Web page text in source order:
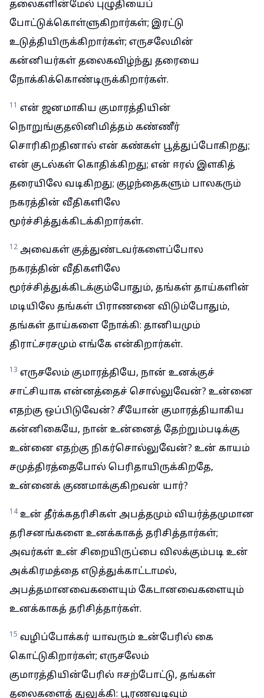
தலைகளின்மேல் புழுதியைப்
போட்டுக்கொள்ளுகிறார்கள்; இரட்டு
உடுத்தியிருக்கிறார்கள்; எருசலேமின்
கன்னியர்கள் தலைகவிழ்ந்து தரையை
நோக்கிக்கொண்டிருக்கிறார்கள்.
11 என் ஜனமாகிய குமாரத்தியின்
நொறுங்குதலினிமித்தம் கண்ணீர்
சொரிகிறதினால் என் கண்கள் பூத்துப்போகிறது;
என் குடல்கள் கொதிக்கிறது; என் ஈரல் இளகித்
தரையிலே வடிகிறது; குழந்தைகளும் பாலகரும்
நகரத்தின் வீதிகளிலே
மூர்ச்சித்துக்கிடக்கிறார்கள்.
12 அவைகள் குத்துண்டவர்களைப்போல
நகரத்தின் வீதிகளிலே
மூர்ச்சித்துக்கிடக்கும்போதும், தங்கள் தாய்களின்
மடியிலே தங்கள் பிராணனை விடும்போதும்,
தங்கள் தாய்களை நோக்கி: தானியமும்
திராட்சரசமும் எங்கே என்கிறார்கள்.
13 எருசலேம் குமாரத்தியே, நான் உனக்குச்
சாட்சியாக என்னத்தைச் சொல்லுவேன்? உன்னை
எதற்கு ஒப்பிடுவேன்? சீயோன் குமாரத்தியாகிய
கன்னிகையே, நான் உன்னைத் தேற்றும்படிக்கு
உன்னை எதற்கு நிகர்சொல்லுவேன்? உன் காயம்
சமுத்திரத்தைபோல் பெரிதாயிருக்கிறதே,
உன்னைக் குணமாக்குகிறவன் யார்?
14 உன் தீர்க்கதரிசிகள் அபத்தமும் வியர்த்தமுமான
தரிசனங்களை உனக்காகத் தரிசித்தார்கள்;
அவர்கள் உன் சிறையிருப்பை விலக்கும்படி உன்
அக்கிரமத்தை எடுத்துக்காட்டாமல்,
அபத்தமானவைகளையும் கேடானவைகளையும்
உனக்காகத் தரிசித்தார்கள்.
15 வழிப்போக்கர் யாவரும் உன்பேரில் கை
கொட்டுகிறார்கள்; எருசலேம்
குமாரத்தியின்பேரில் ஈசற்போட்டு, தங்கள்
தலைகளைத் துலுக்கி: பூரணவடிவும்